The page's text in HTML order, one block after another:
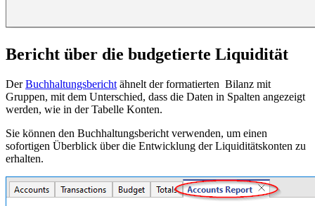
Bericht über die budgetierte Liquidität
DerBuchhaltungsbericht ähnelt der formatierten Bilanz mit
Gruppen, mit dem Unterschied, dass die Daten in Spalten angezeigt
werden, wie in der Tabelle Konten.
Sie können den Buchhaltungsbericht verwenden, um einen
sofortigen Überblick über die Entwicklung der Liquiditätskonten zu
erhalten.